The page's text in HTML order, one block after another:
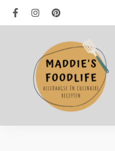
Alledaagse